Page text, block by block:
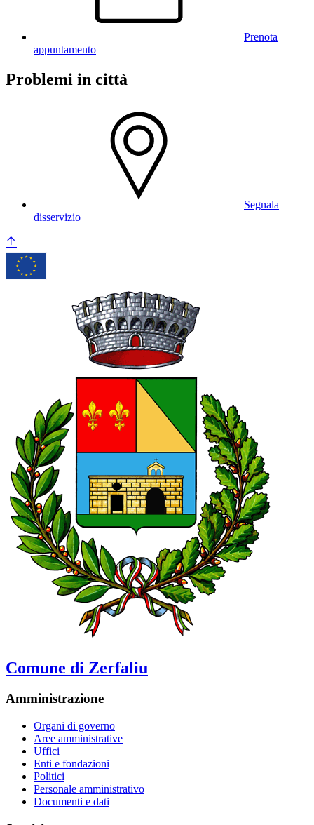
Prenota
appuntamento
Problemi in città
Segnala
disservizio
Comune di Zerfaliu
Amministrazione
Organi di governo
Aree amministrative
Uffici
Enti e fondazioni
Politici
Personale amministrativo
Documenti e dati